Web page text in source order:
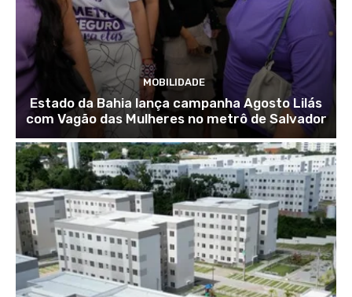
MOBILIDADE
Estado da Bahia lança campanha Agosto Lilás
com Vagão das Mulheres no metrô de Salvador